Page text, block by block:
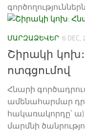
ՄԱՐԶԱՁԵՎԵՐ 6 DEC,
Շիրակի
ոտգցումով
Հնարի
ամենահարմար
հակառակորդը՝
մարմնի